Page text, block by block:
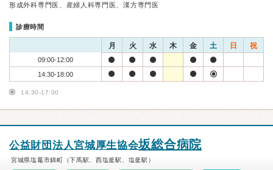
形成外科専門医、産婦人科専門医、漢方専門医
診療時間
月 火 水 木 金 土 日 祝
09:00-12:00
14:30-18:00
14:30-17:00
公益財団法人宮城厚生協会坂総合病院
宮城県塩竈市錦町（下馬駅、西塩釜駅、塩釜駅）